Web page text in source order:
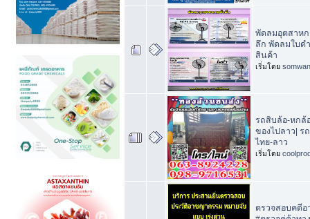
พัดลมอุตสาหก
ลึก พัดลมใบด
สินค้า
เริ่มโดย
รถสิบล้อ-หกล้
ของไปลาว| ร
ไทย-ลาว
เริ่มโดย
ตรวจสอบคดีอ